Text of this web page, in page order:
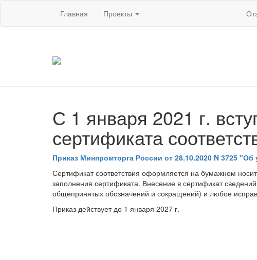
Главная Проекты
С 1 января 2021 г.
сертификата
Приказ Минпромторга России от 28.10.2020 N 3725
Сертификат соответствия оформляется на бумажном
заполнения сертификата. Внесение в сертификат
общепринятых обозначений и сокращений) и любое
Приказ действует до 1 января 2027 г.